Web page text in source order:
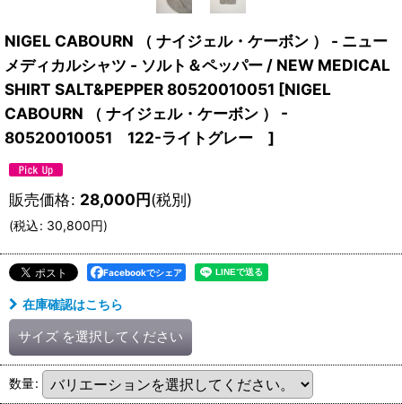
NIGEL CABOURN （ ナイジェル・ケーボン ） - ニュー
メディカルシャツ - ソルト＆ペッパー / NEW MEDICAL
SHIRT SALT&PEPPER 80520010051 [NIGEL
CABOURN （ ナイジェル・ケーボン ） -
80520010051 122-ライトグレー ]
販売価格: 28,000円(税別)
(税込: 30,800円)
Facebookでシェア
在庫確認はこちら
サイズ を選択してください
数量: